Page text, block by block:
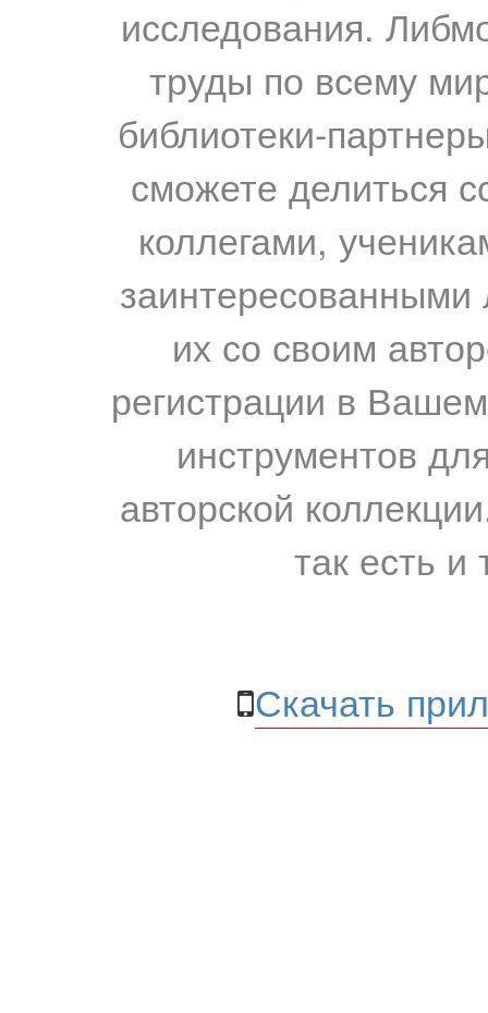
исследования.
труды по всему
библиотеки-
сможете делиться
коллегами,
их со своим
регистрации в
инструментов
авторской
так есть и
Скачать